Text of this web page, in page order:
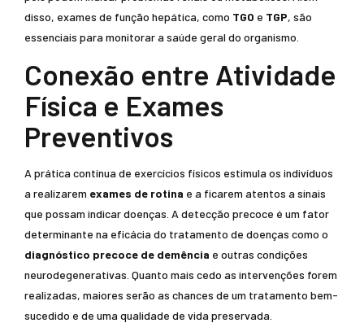
disso, exames de função hepática, como TGO e TGP, são
essenciais para monitorar a saúde geral do organismo.
Conexão entre Atividade
Física e Exames
Preventivos
A prática contínua de exercícios físicos estimula os indivíduos
a realizarem exames de rotina e a ficarem atentos a sinais
que possam indicar doenças. A detecção precoce é um fator
determinante na eficácia do tratamento de doenças como o
diagnóstico precoce de demência e outras condições
neurodegenerativas. Quanto mais cedo as intervenções forem
realizadas, maiores serão as chances de um tratamento bem-
sucedido e de uma qualidade de vida preservada.